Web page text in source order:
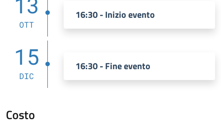
OTT
16:30 - Inizio evento
15
DIC
16:30 - Fine evento
Costo